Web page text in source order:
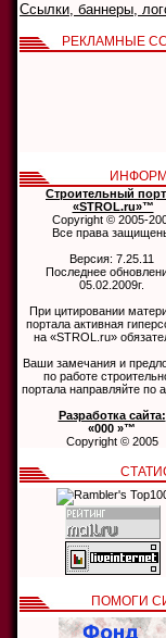
Ссылки, баннеры,
РЕКЛАМНЫЕ
Строительный
«STROL.ru»™
Copyright © 2005-
Все права
Версия: 7.25.11
Последнее
05.02.2009г.
При цитировании
портала активная
на «STROL.ru»
Ваши замечания и
по работе
портала направляйте по
Разработка сайта:
«000 »™
Copyright © 2005
ПОМОГИ